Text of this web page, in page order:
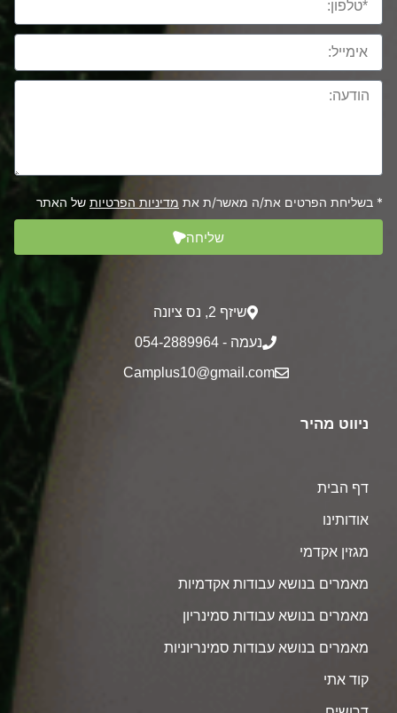
* בשליחת הפרטים את/ה מאשר/ת את מדיניות הפרטיות של האתר
שליחה
שיזף 2‎, נס ציונה
נעמה - 054-2889964
Camplus10@gmail.com
ניווט מהיר
דף הבית
אודותינו
מגזין אקדמי
מאמרים בנושא עבודות אקדמיות
מאמרים בנושא עבודות סמינריון
מאמרים בנושא עבודות סמינריוניות
קוד אתי